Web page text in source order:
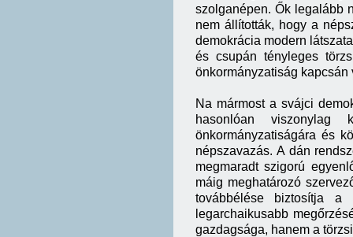
szolganépen. Ők legalább
nem állították, hogy a
demokrácia modern
és csupán tényleges
önkormányzatiság kapcsán
Na mármost a svájci
hasonlóan
önkormányzatiságára és
népszavazás. A dán
megmaradt szigorú
máig meghatározó
továbbélése biztosítja a
legarchaikusabb
gazdagsága, hanem a